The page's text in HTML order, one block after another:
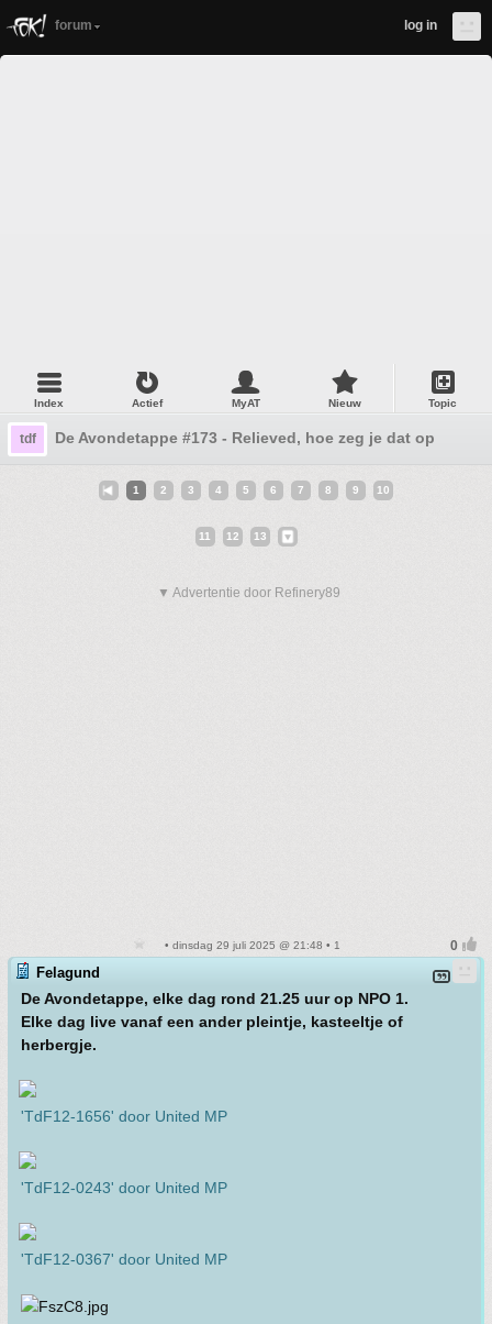
forum log in
Index Actief MyAT Nieuw Topic
tdf De Avondetappe #173 - Relieved, hoe zeg je dat op zijn
1 2 3 4 5 6 7 8 9 10
11 12 13
▼ Advertentie door Refinery89
• dinsdag 29 juli 2025 @ 21:48 • 1
Felagund
De Avondetappe, elke dag rond 21.25 uur op NPO 1.
Elke dag live vanaf een ander pleintje, kasteeltje of
herbergje.
'TdF12-1656' door United MP
'TdF12-0243' door United MP
'TdF12-0367' door United MP